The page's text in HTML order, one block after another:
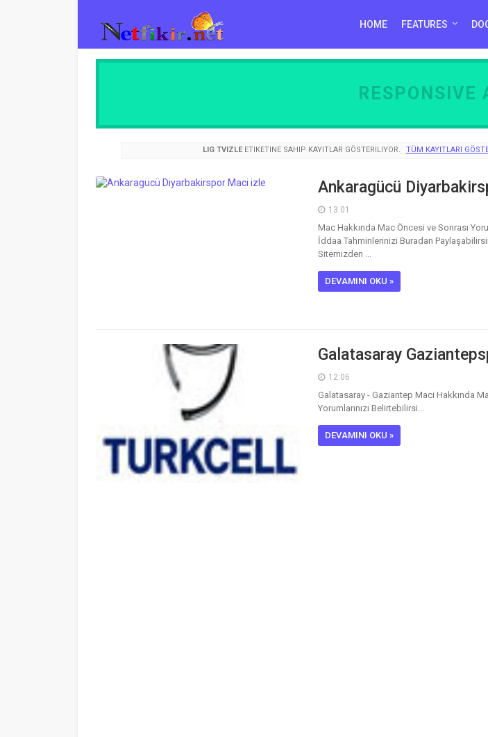
HOME FEATURES
RESPONSIVE
LIG TVIZLEETIKETINE SAHIP KAYITLAR GÖSTERILIYOR. TÜM KAYITLARI
Ankaragücü
13:01
Mac Hakkında Mac Öncesi ve Sonrası
İddaa Tahminlerinizi Buradan
Sitemizden ...
DEVAMINI OKU »
Galatasaray
12:06
Galatasaray - Gaziantep Maci Hakkında
Yorumlarınızı Belirtebilirsi...
DEVAMINI OKU »